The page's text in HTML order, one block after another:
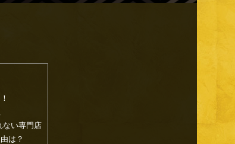
い専門店
は？